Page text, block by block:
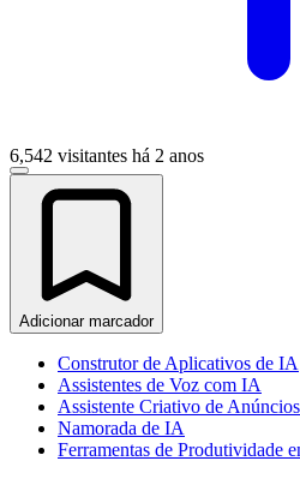
6,542 visitantes há 2 anos
Adicionar marcador
Construtor de Aplicativos de IA
Assistentes de Voz com IA
Assistente Criativo de
Namorada de IA
Ferramentas de Produtividade